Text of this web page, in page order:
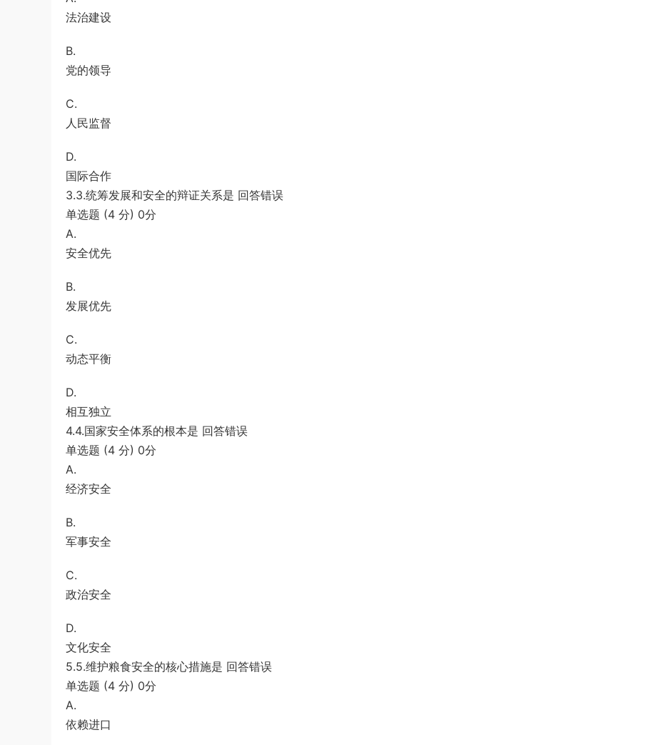
法治建设
B.
党的领导
C.
人民监督
D.
国际合作
3.3.统筹发展和安全的辩证关系是 回答错误
单选题 (4 分) 0分
A.
安全优先
B.
发展优先
C.
动态平衡
D.
相互独立
4.4.国家安全体系的根本是 回答错误
单选题 (4 分) 0分
A.
经济安全
B.
军事安全
C.
政治安全
D.
文化安全
5.5.维护粮食安全的核心措施是 回答错误
单选题 (4 分) 0分
A.
依赖进口